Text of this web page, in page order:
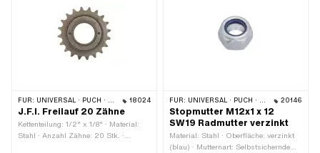
FÜR: UNIVERSAL · PUCH · SACHS · PONY / CILO (BETA 521 & 512) 18024
J.F.I. Freilauf 20 Zähne
Kettenteilung: 1/2" x 1/8" · Material:
Stahl · Anzahl Zähne: 20 Stk. ·
FÜR: UNIVERSAL · PUCH · SACHS 20146
Stopmutter M12x1 x 12
SW19 Radmutter verzinkt
Material: Stahl · Oberfläche: verzinkt
(blau) · Mutternart: Selbstsichernde